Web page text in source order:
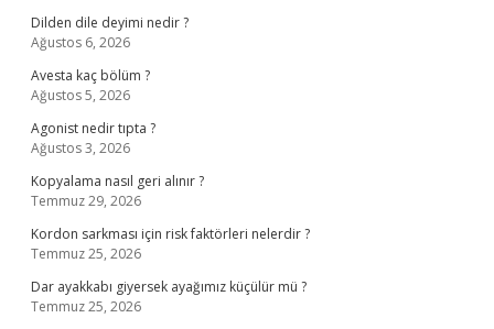
Dilden dile deyimi nedir ?
Ağustos 6, 2026
Avesta kaç bölüm ?
Ağustos 5, 2026
Agonist nedir tıpta ?
Ağustos 3, 2026
Kopyalama nasıl geri alınır ?
Temmuz 29, 2026
Kordon sarkması için risk faktörleri nelerdir ?
Temmuz 25, 2026
Dar ayakkabı giyersek ayağımız küçülür mü ?
Temmuz 25, 2026